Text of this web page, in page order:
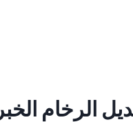
الرخام الخبر